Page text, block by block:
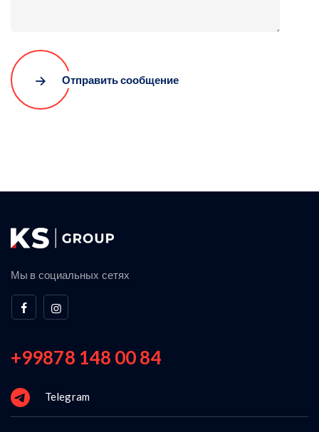
Отправить сообщение
Мы в социальных сетях
+99878 148 00 84
Telegram